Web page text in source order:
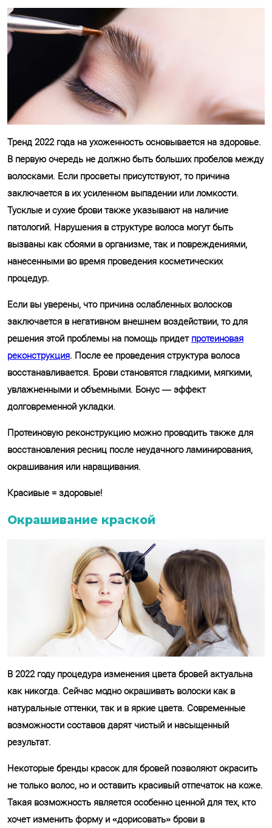
Тренд 2022 года на ухоженность основывается на здоровье.
В первую очередь не должно быть больших пробелов между
волосками. Если просветы присутствуют, то причина
заключается в их усиленном выпадении или ломкости.
Тусклые и сухие брови также указывают на наличие
патологий. Нарушения в структуре волоса могут быть
вызваны как сбоями в организме, так и повреждениями,
нанесенными во время проведения косметических
процедур.
Если вы уверены, что причина ослабленных волосков
заключается в негативном внешнем воздействии, то для
решения этой проблемы на помощь придет протеиновая
реконструкция. После ее проведения структура волоса
восстанавливается. Брови становятся гладкими, мягкими,
увлажненными и объемными. Бонус — эффект
долговременной укладки.
Протеиновую реконструкцию можно проводить также для
восстановления ресниц после неудачного ламинирования,
окрашивания или наращивания.
Красивые = здоровые!
Окрашивание краской
В 2022 году процедура изменения цвета бровей актуальна
как никогда. Сейчас модно окрашивать волоски как в
натуральные оттенки, так и в яркие цвета. Современные
возможности составов дарят чистый и насыщенный
результат.
Некоторые бренды красок для бровей позволяют окрасить
не только волос, но и оставить красивый отпечаток на коже.
Такая возможность является особенно ценной для тех, кто
хочет изменить форму и «дорисовать» брови в